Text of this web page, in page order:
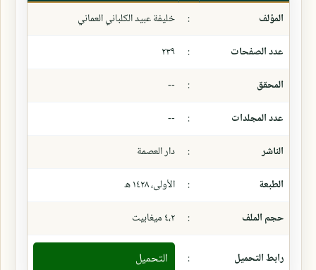
المؤلف
:
خليفة عبيد الكلباني العماني
عدد الصفحات
:
٢٣٩
المحقق
:
--
عدد المجلدات
:
--
الناشر
:
دار العصمة
الطبعة
:
الأولى، ١٤٢٨ ھ
حجم الملف
: ٤،٢ ميغابيت
رابط التحميل : التحميل